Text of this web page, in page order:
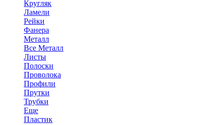
Кругляк
Ламели
Рейки
Фанера
Металл
Все Металл
Листы
Полоски
Проволока
Профили
Прутки
Трубки
Еще
Пластик